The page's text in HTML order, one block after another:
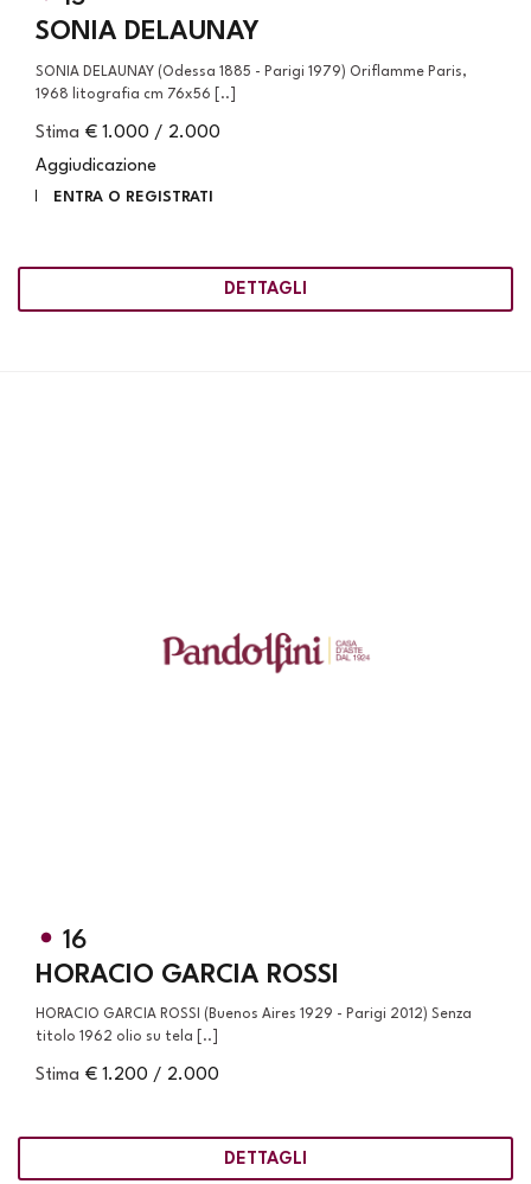
SONIA DELAUNAY
SONIA DELAUNAY (Odessa 1885 - Parigi 1979) Oriflamme Paris,
1968 litografia cm 76x56 [..]
Stima € 1.000 / 2.000
Aggiudicazione
ENTRA O REGISTRATI
DETTAGLI
16
HORACIO GARCIA ROSSI
HORACIO GARCIA ROSSI (Buenos Aires 1929 - Parigi 2012) Senza
titolo 1962 olio su tela [..]
Stima € 1.200 / 2.000
DETTAGLI